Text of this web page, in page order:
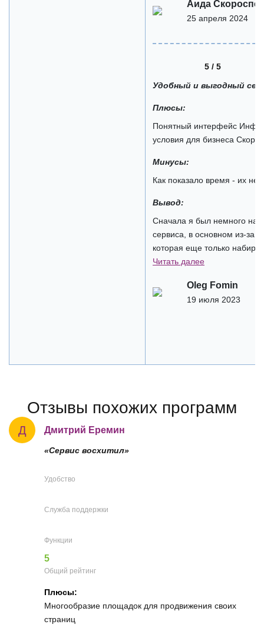
Аида
25 апреля 2024
5 / 5
Удобный и выгодный
Плюсы:
Понятный интерфейс
условия для бизнеса
Минусы:
Как показало время - их нет
Вывод:
Сначала я был немного
сервиса, в основном из-за
которая еще только
Читать далее
Oleg Fomin
19 июля 2023
Отзывы похожих программ
Д Дмитрий Еремин
«Сервис восхитил»
Удобство
Служба поддержки
Функции
5
Общий рейтинг
Плюсы:
Многообразие площадок для продвижения своих
страниц